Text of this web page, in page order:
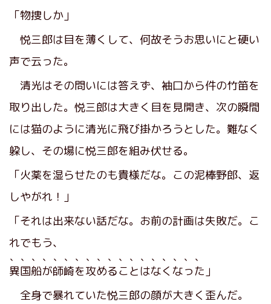
「物捜しか」
悦三郎は目を薄くして、何故そうお思いにと硬い
声で云った。
清光はその問いには答えず、袖口から件の竹笛を
取り出した。悦三郎は大きく目を見開き、次の瞬間
には猫のように清光に飛び掛かろうとした。難なく
躱し、その場に悦三郎を組み伏せる。
「火薬を湿らせたのも貴様だな。この泥棒野郎、返
しやがれ！」
「それは出来ない話だな。お前の計画は失敗だ。こ
れでもう、
異国船が師崎を攻めることはなくなった
、、、、、、、、、、、、、、、、、、
」
全身で暴れていた悦三郎の顔が大きく歪んだ。